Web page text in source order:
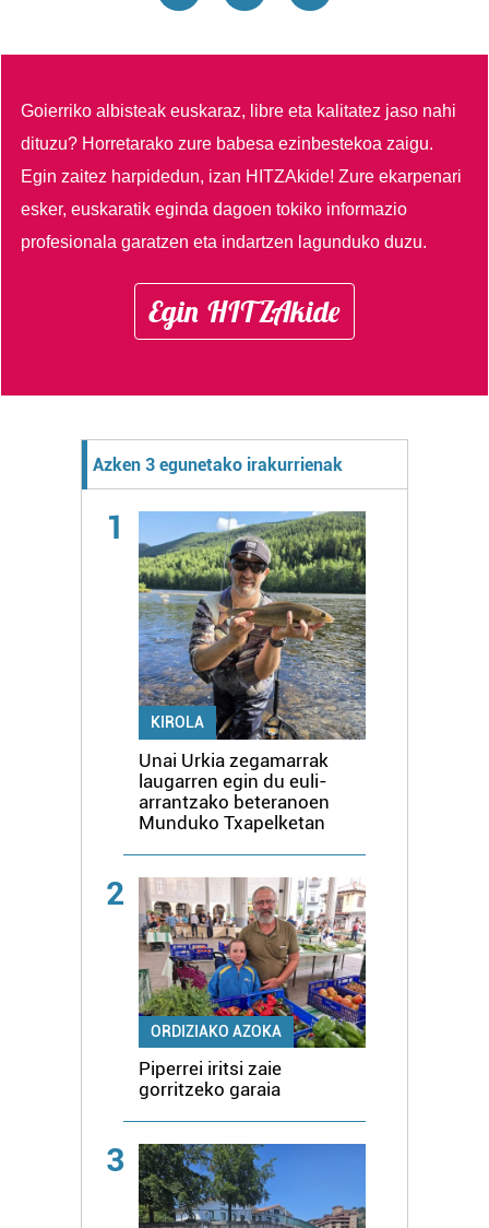
Goierriko albisteak euskaraz, libre eta kalitatez jaso nahi
dituzu? Horretarako zure babesa ezinbestekoa zaigu.
Egin zaitez harpidedun, izan HITZAkide!Zure ekarpenari
esker, euskaratik eginda dagoen tokiko informazio
profesionala garatzen eta indartzen lagunduko duzu.
Egin HITZAkide
Azken 3 egunetako irakurrienak
1
KIROLA
Unai Urkia zegamarrak
laugarren egin du euli-
arrantzako beteranoen
Munduko Txapelketan
2
ORDIZIAKO AZOKA
Piperrei iritsi zaie
gorritzeko garaia
3